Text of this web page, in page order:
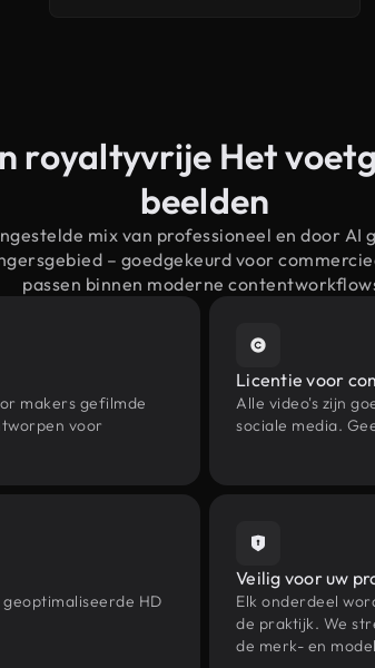
royaltyvrije Het
beelden
mix van professioneel en door
– goedgekeurd voor
passen binnen moderne
makers gefilmde
voor
Licentie voor
Alle video's zijn
sociale media.
HD
Veilig voor uw
Elk onderdeel
de praktijk. We
de merk- en